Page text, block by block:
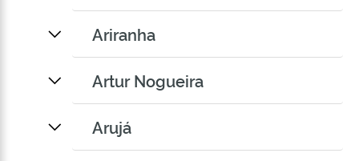
Ariranha
Artur Nogueira
Arujá